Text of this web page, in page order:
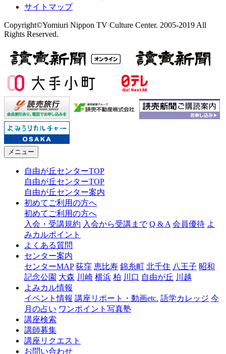
サイトマップ
Copyright©Yomiuri Nippon TV Culture Center. 2005-2019 All
Rights Reserved.
メニュー
自由が丘センターTOP
自由が丘センターTOP
自由が丘センター案内
初めてご利用の方へ
初めてご利用の方へ
入会・受講規約 入会から受講まで Q & A 会員優待 よ
みカルポイント
よくある質問
センター案内
センターMAP 荻窪 恵比寿 錦糸町 北千住 八王子 昭和
記念公園 大森 川崎 横浜 柏 川口 自由が丘 川越
よみカル情報
イベント情報 講座リポート・動画etc. 語学カレッジ 今
月の占い ワンポイント写真塾
講座検索
講師募集
講座リクエスト
お問い合わせ